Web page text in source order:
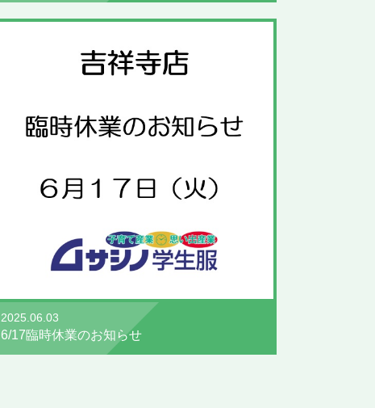
2025.06.03
6/17臨時休業のお知らせ